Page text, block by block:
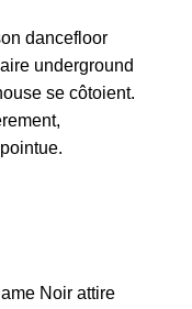
dancefloor
underground
se côtoient.
Noir attire